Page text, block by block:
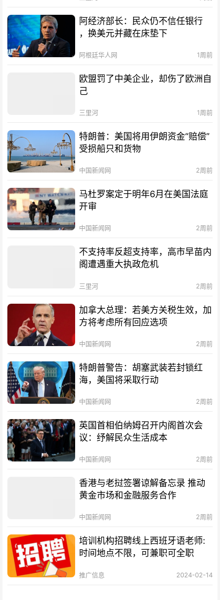
阿经济部长：民众仍不信任银行
，换美元并藏在床垫下
阿根廷华人网 1周前
欧盟罚了中美企业，却伤了欧洲自
己
三里河 1周前
特朗普：美国将用伊朗资金“赔偿”
受损船只和货物
中国新闻网 2周前
马杜罗案定于明年6月在美国法庭
开审
中国新闻网 2周前
不支持率反超支持率，高市早苗内
阁遭遇重大执政危机
三里河 2周前
加拿大总理：若美方关税生效，加
方将考虑所有回应选项
中国新闻网 2周前
特朗普警告：胡塞武装若封锁红
海，美国将采取行动
中国新闻网 2周前
英国首相伯纳姆召开内阁首次会
议：纾解民众生活成本
中国新闻网 2周前
香港与老挝签署谅解备忘录 推动
黄金市场和金融服务合作
中国新闻网 2周前
培训机构招聘线上西班牙语老师:
时间地点不限，可兼职可全职
推广信息 2024-02-14